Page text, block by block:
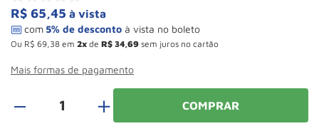
R$ 65,45 à vista
Ou R$ 69 38 em 2 de R$ 34 69 sem juros no cartão
Mais formas de pagamento
＋ COMPRAR
8 º Talha
9º Paleteira
10 º Rodizio